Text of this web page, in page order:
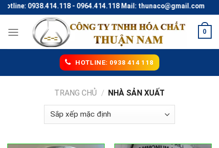
Skip
to
content
0938.414.118 - 0964.414.118 Mail: thunaco@gmail.com
0
HOTLINE: 0938 414 118
TRANG CHỦ / NHÀ SẢN XUẤT